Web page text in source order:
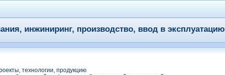
инжиниринг, производство, ввод в эксплуатацию
технологии, продукцию